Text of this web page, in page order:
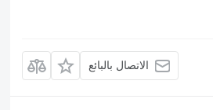
الاتصال بالبائع